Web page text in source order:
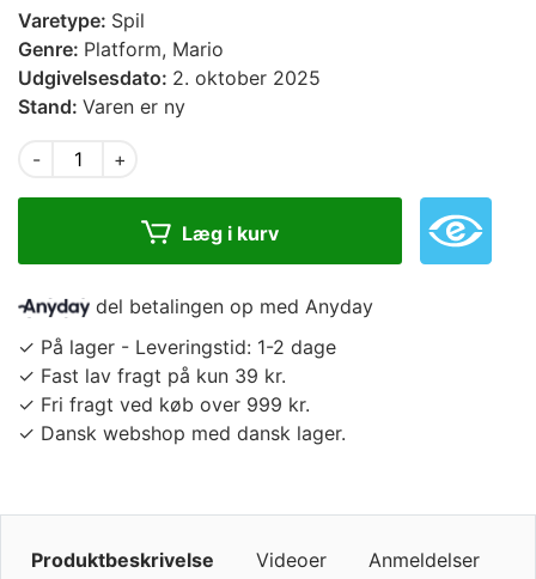
Varetype: Spil
Genre: Platform, Mario
Udgivelsesdato: 2. oktober 2025
Stand: Varen er ny
- +
Læg i kurv
del betalingen op med Anyday
✓ På lager - Leveringstid: 1-2 dage
✓ Fast lav fragt på kun 39 kr.
✓ Fri fragt ved køb over 999 kr.
✓ Dansk webshop med dansk lager.
Produktbeskrivelse Videoer Anmeldelser